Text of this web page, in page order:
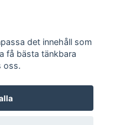
det innehåll som
få bästa tänkbara
oss.